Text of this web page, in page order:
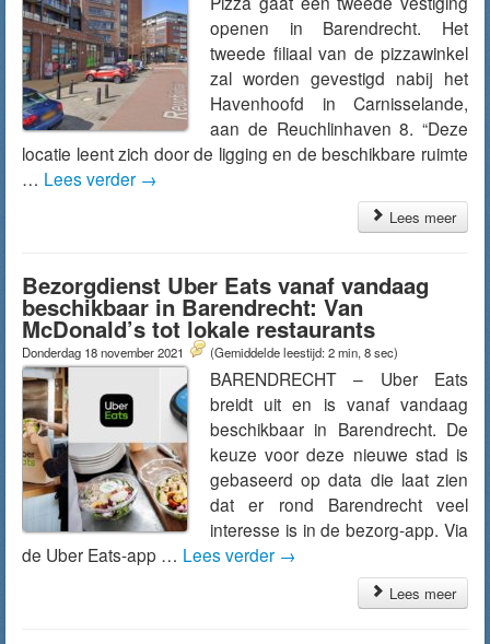
openen in Barendrecht. Het
tweede filiaal van de pizzawinkel
zal worden gevestigd nabij het
Havenhoofd in Carnisselande,
aan de Reuchlinhaven 8. “Deze
locatie leent zich door de ligging en de beschikbare ruimte
… Lees verder →
Lees meer
Bezorgdienst Uber Eats vanaf vandaag
beschikbaar in Barendrecht: Van
McDonald’s tot lokale restaurants
Donderdag 18 november 2021 (Gemiddelde leestijd: 2 min, 8 sec)
BARENDRECHT – Uber Eats
breidt uit en is vanaf vandaag
beschikbaar in Barendrecht. De
keuze voor deze nieuwe stad is
gebaseerd op data die laat zien
dat er rond Barendrecht veel
interesse is in de bezorg-app. Via
de Uber Eats-app … Lees verder →
Lees meer